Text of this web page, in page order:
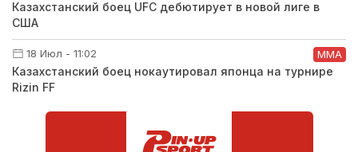
Казахстанский боец UFC дебютирует в новой лиге в
США
18 Июл - 11:02 ММА
Казахстанский боец нокаутировал японца на турнире
Rizin FF